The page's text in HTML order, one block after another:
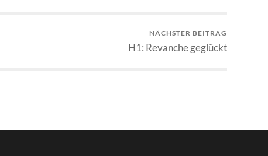
NÄCHSTER BEITRAG
H1: Revanche geglückt